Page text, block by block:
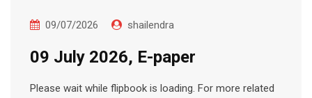
09/07/2026 shailendra
09 July 2026, E-paper
Please wait while flipbook is loading. For more related